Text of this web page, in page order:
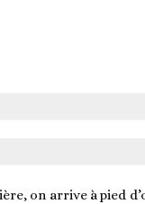
on arrive à pied